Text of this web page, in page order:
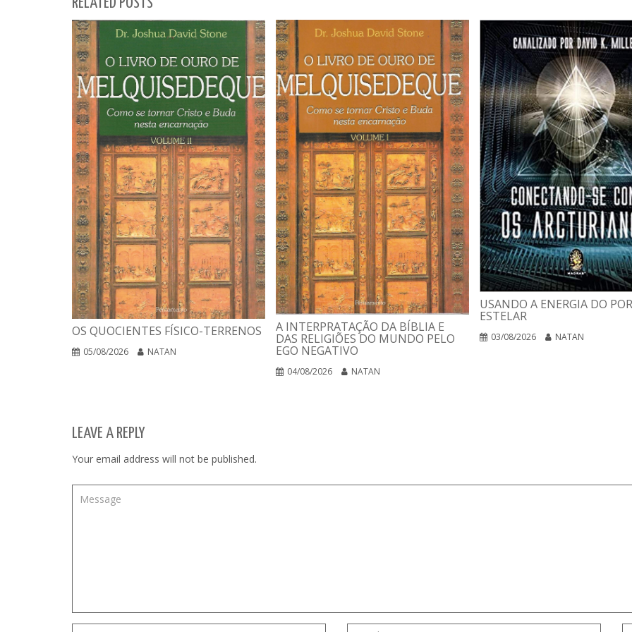
RELATED POSTS
OS QUOCIENTES FÍSICO-TERRENOS
05/08/2026 NATAN
A INTERPRATAÇÃO DA BÍBLIA E
DAS RELIGIÕES DO MUNDO PELO
EGO NEGATIVO
04/08/2026 NATAN
USANDO A ENERGIA DO
ESTELAR
03/08/2026 NATAN
LEAVE A REPLY
Your email address will not be published.